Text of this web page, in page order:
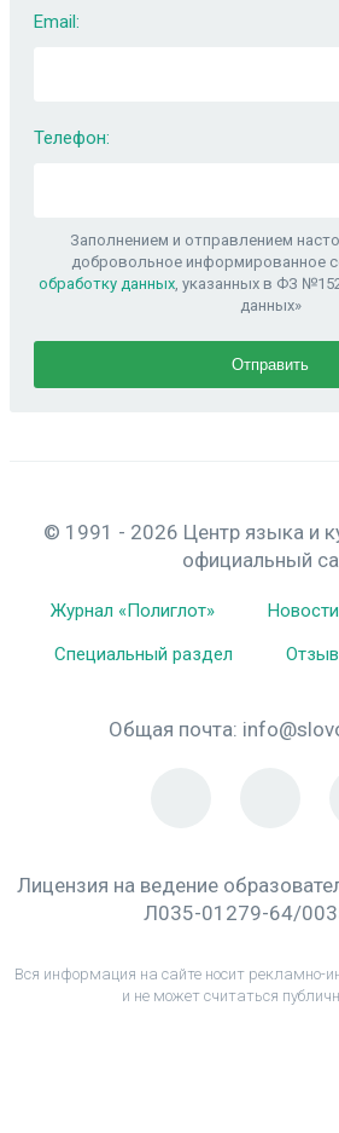
Email:
Телефон:
Заполнением и отправлением
добровольное информированное
обработку данных, указанных в ФЗ
данных»
© 1991 - 2026 Центр языка и
официальный
Журнал «Полиглот» Новости
Специальный раздел
Общая почта:
Лицензия на ведение
Л035-01279-64/
Вся информация на сайте носит рекламно-
и не может считаться